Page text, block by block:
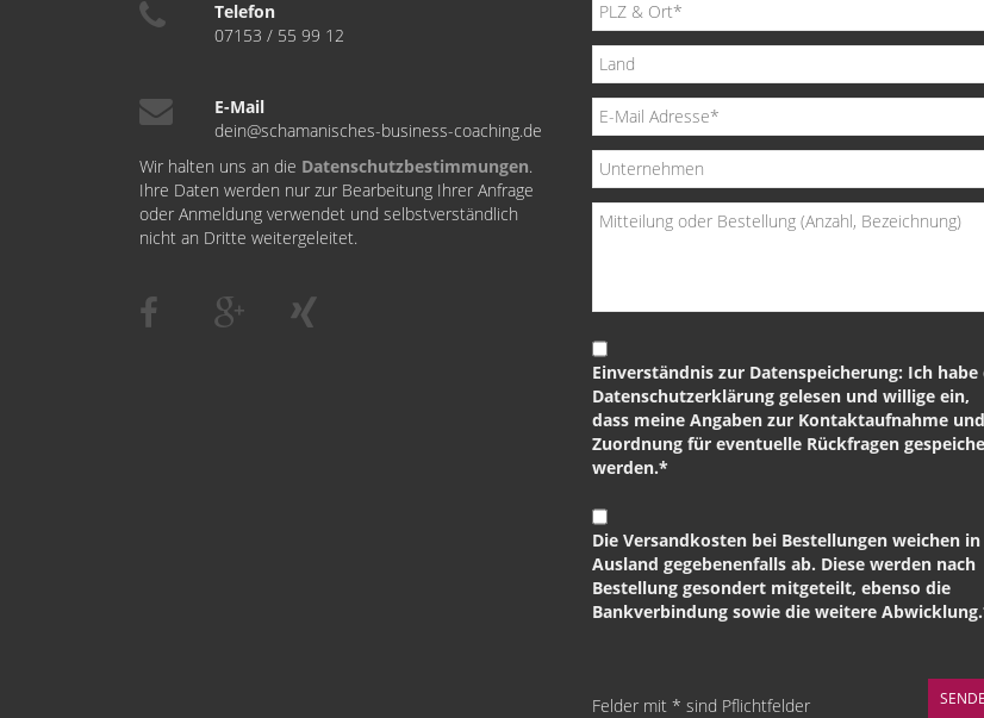
Telefon
07153 / 55 99 12
E-Mail
dein@schamanisches-business-coaching.de
Wir halten uns an die Datenschutzbestimmungen.
Ihre Daten werden nur zur Bearbeitung Ihrer Anfrage
oder Anmeldung verwendet und selbstverständlich
nicht an Dritte weitergeleitet.
Einverständnis zur Datenspeicherung: Ich habe
Datenschutzerklärung gelesen und willige ein,
dass meine Angaben zur Kontaktaufnahme und
Zuordnung für eventuelle Rückfragen
werden.*
Die Versandkosten bei Bestellungen weichen in
Ausland gegebenenfalls ab. Diese werden nach
Bestellung gesondert mitgeteilt, ebenso die
Bankverbindung sowie die weitere
Felder mit * sind Pflichtfelder